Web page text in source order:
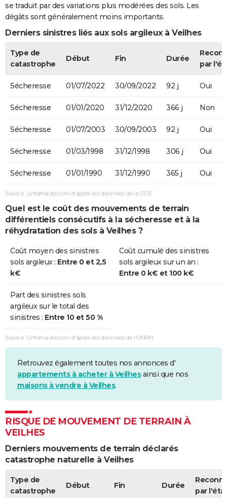
se traduit par des variations plus modérées des sols. Les
dégâts sont généralement moins importants.
Derniers sinistres liés aux sols argileux à Veilhes
Type de
catastrophe
Début Fin Durée
par
Sécheresse 01/07/2022 30/09/2022 92 j Oui
Sécheresse 01/01/2020 31/12/2020 366 j Non
Sécheresse 01/07/2003 30/09/2003 92 j Oui
Sécheresse 01/03/1998 31/12/1998 306 j Oui
Sécheresse 01/01/1990 31/12/1990 365 j Oui
Source : Linternaute.com d'après les données de la CCR
Quel est le coût des mouvements de terrain
différentiels consécutifs à la sécheresse et à la
réhydratation des sols à Veilhes ?
Coût moyen des sinistres
sols argileux : Entre 0 et 2,5
k€
Coût cumulé des sinistres
sols argileux sur un an :
Entre 0 k€ et 100 k€
Part des sinistres sols
argileux sur le total des
sinistres : Entre 10 et 50 %
Source : Linternaute.com d'après les données de l'ONRN
Retrouvez également toutes nos annonces d'
appartements à acheter à Veilhesainsi que nos
maisons à vendre à Veilhes.
RISQUE DE MOUVEMENT DE TERRAIN À
VEILHES
Derniers mouvements de terrain déclarés
catastrophe naturelle à Veilhes
Type de
catastrophe
Début Fin Durée
par